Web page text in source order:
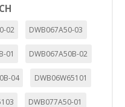
02 DWB067A50-03
01 DWB067A50B-02
04 DWB06W65101
DWB077A50-01
COOKIES